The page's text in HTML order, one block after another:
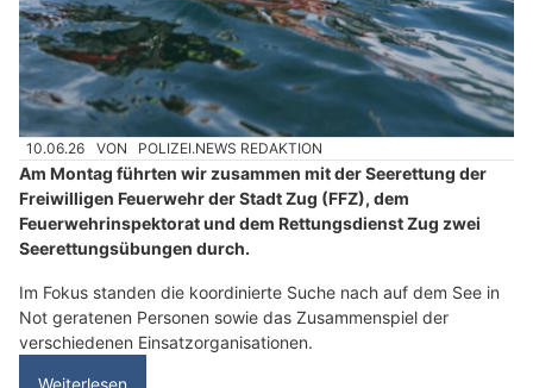
10.06.26 VON POLIZEI.NEWS REDAKTION
Am Montag führten wir zusammen mit der Seerettung der
Freiwilligen Feuerwehr der Stadt Zug (FFZ), dem
Feuerwehrinspektorat und dem Rettungsdienst Zug zwei
Seerettungsübungen durch.
Im Fokus standen die koordinierte Suche nach auf dem See in
Not geratenen Personen sowie das Zusammenspiel der
verschiedenen Einsatzorganisationen.
Weiterlesen